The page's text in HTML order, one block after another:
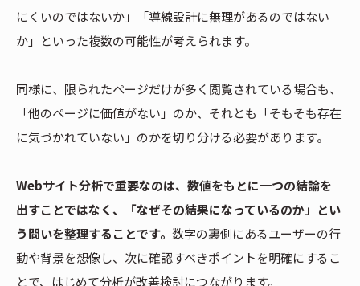
にくいのではないか」「導線設計に無理があるのではない
か」といった複数の可能性が考えられます。
同様に、限られたページだけが多く閲覧されている場合も、
「他のページに価値がない」のか、それとも「そもそも存在
に気づかれていない」のかを切り分ける必要があります。
Webサイト分析で重要なのは、数値をもとに一つの結論を
出すことではなく、「なぜその結果になっているのか」とい
う問いを整理することです。 数字の裏側にあるユーザーの行
動や背景を想像し、次に確認すべきポイントを明確にするこ
とで、はじめて分析が改善検討につながります。